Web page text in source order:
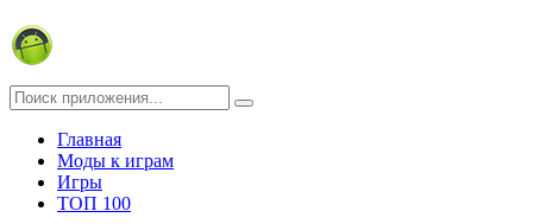
Главная
Моды к играм
Игры
ТОП 100